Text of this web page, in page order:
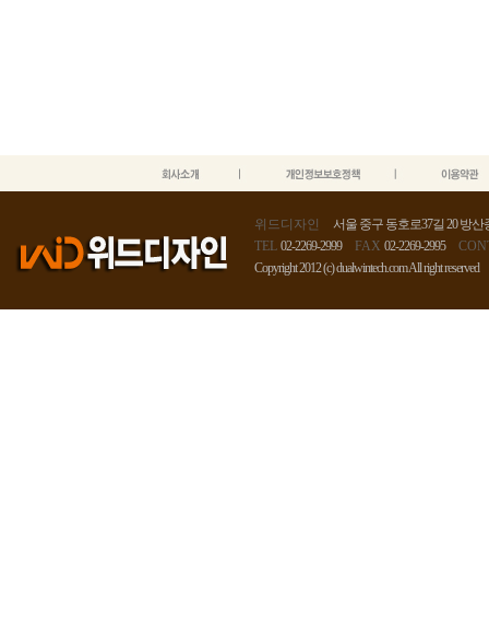
위드디자인
서울 중구 동호로37길 20 방산
TEL 02-2269-2999 FAX 02-2269-2995
Copyright 2012 (c) dualwintech.com All right reserved